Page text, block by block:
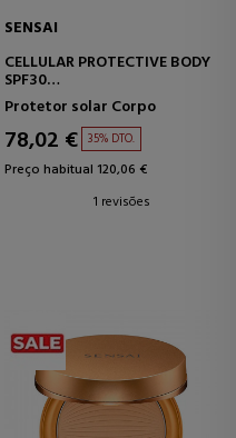
SENSAI
CELLULAR PROTECTIVE BODY
SPF30
PROTETOR SOLAR CORPORAL
Protetor solar Corpo
78,02 € 35% DTO.
Preço habitual 120,06 €
1 revisões